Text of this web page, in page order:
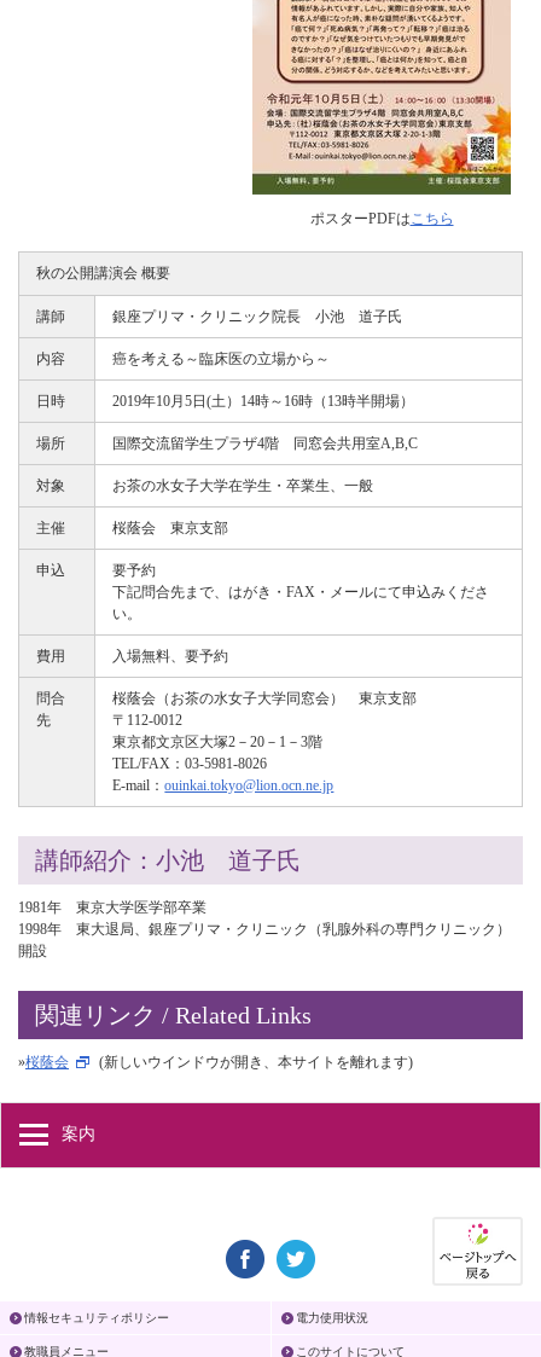
ポスターPDFはこちら
秋の公開講演会 概要
講師 銀座プリマ・クリニック院長 小池 道子氏
内容 癌を考える～臨床医の立場から～
日時 2019年10月5日(土）14時～16時（13時半開場）
場所 国際交流留学生プラザ4階 同窓会共用室A,B,C
対象 お茶の水女子大学在学生・卒業生、一般
主催 桜蔭会 東京支部
申込
要予約
下記問合先まで、はがき・FAX・メールにて申込みくださ
い。
費用 入場無料、要予約
問合
先
桜蔭会（お茶の水女子大学同窓会） 東京支部
〒112-0012
東京都文京区大塚2－20－1－3階
TEL/FAX：03-5981-8026
E-mail：ouinkai.tokyo@lion.ocn.ne.jp
講師紹介：小池 道子氏
1981年 東京大学医学部卒業
1998年 東大退局、銀座プリマ・クリニック（乳腺外科の専門クリニック）
開設
関連リンク / Related Links
»桜蔭会 (新しいウインドウが開き、本サイトを離れます)
案内
情報セキュリティポリシー 電力使用状況
教職員メニュー このサイトについて